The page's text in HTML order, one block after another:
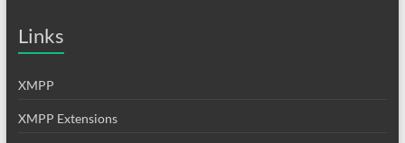
Links
XMPP
XMPP Extensions